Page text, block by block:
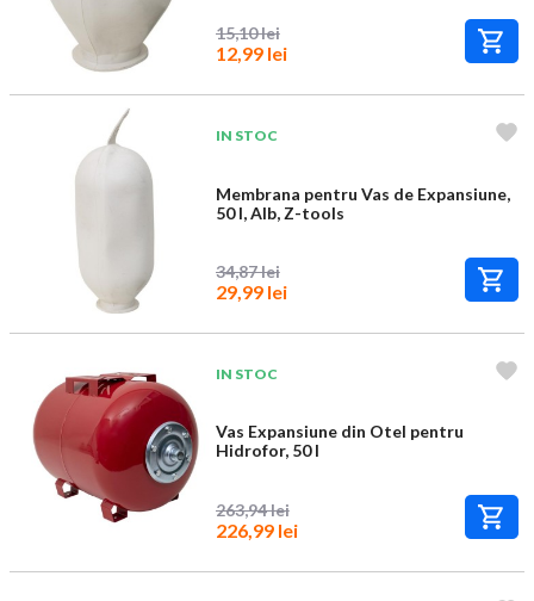
15,10 lei
12,99 lei
IN STOC
Membrana pentru Vas de Expansiune,
50 l, Alb, Z-tools
34,87 lei
29,99 lei
IN STOC
Vas Expansiune din Otel pentru
Hidrofor, 50 l
263,94 lei
226,99 lei